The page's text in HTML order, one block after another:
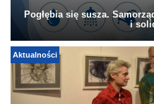
Pogłębia się susza.
i
Aktualności